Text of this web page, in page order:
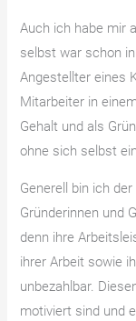
Auch ich habe mir
selbst war schon
Angestellter eines
Mitarbeiter in
Gehalt und als
ohne sich selbst
Generell bin ich
Gründerinnen und
denn ihre
ihrer Arbeit sowie
unbezahlbar.
motiviert sind und